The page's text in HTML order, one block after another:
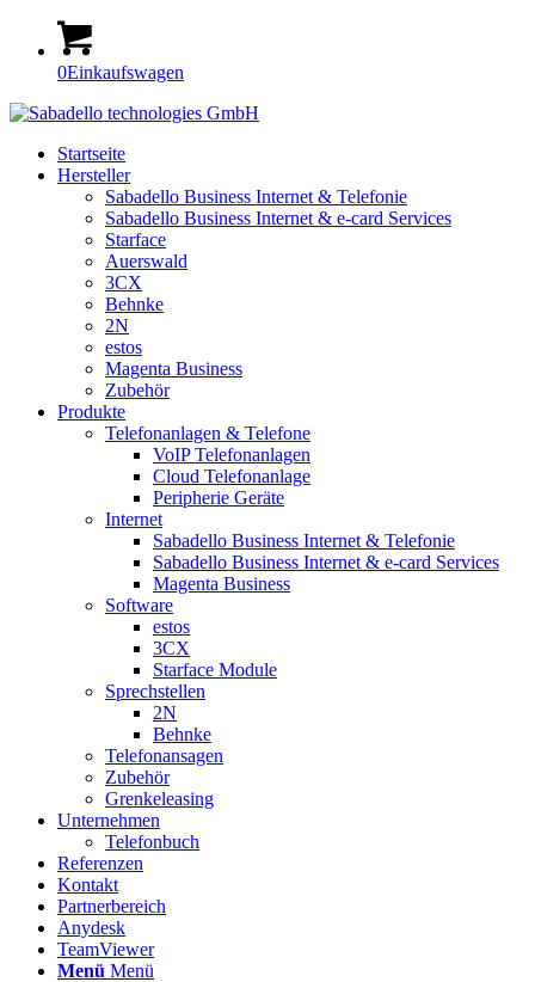
0Einkaufswagen
Startseite
Hersteller
Sabadello Business Internet & Telefonie
Sabadello Business Internet & e-card Services
Starface
Auerswald
3CX
Behnke
2N
estos
Magenta Business
Zubehör
Produkte
Telefonanlagen & Telefone
VoIP Telefonanlagen
Cloud Telefonanlage
Peripherie Geräte
Internet
Sabadello Business Internet & Telefonie
Sabadello Business Internet & e-card Services
Magenta Business
Software
estos
3CX
Starface Module
Sprechstellen
2N
Behnke
Telefonansagen
Zubehör
Grenkeleasing
Unternehmen
Telefonbuch
Referenzen
Kontakt
Partnerbereich
Anydesk
TeamViewer
Menü Menü